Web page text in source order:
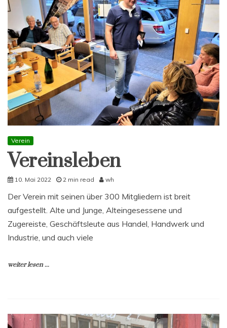
Verein
Vereinsleben
10. Mai 2022 2 min read wh
Der Verein mit seinen über 300 Mitgliedern ist breit
aufgestellt. Alte und Junge, Alteingesessene und
Zugereiste, Geschäftsleute aus Handel, Handwerk und
Industrie, und auch viele
weiter lesen ...